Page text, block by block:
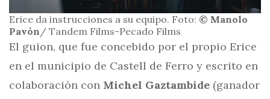
Erice da instrucciones a su equipo. Foto: © Manolo
Pavón/ Tandem Films-Pecado Films
El guion, que fue concebido por el propio Erice
en el municipio de Castell de Ferro y escrito en
colaboración con Michel Gaztambide (ganador